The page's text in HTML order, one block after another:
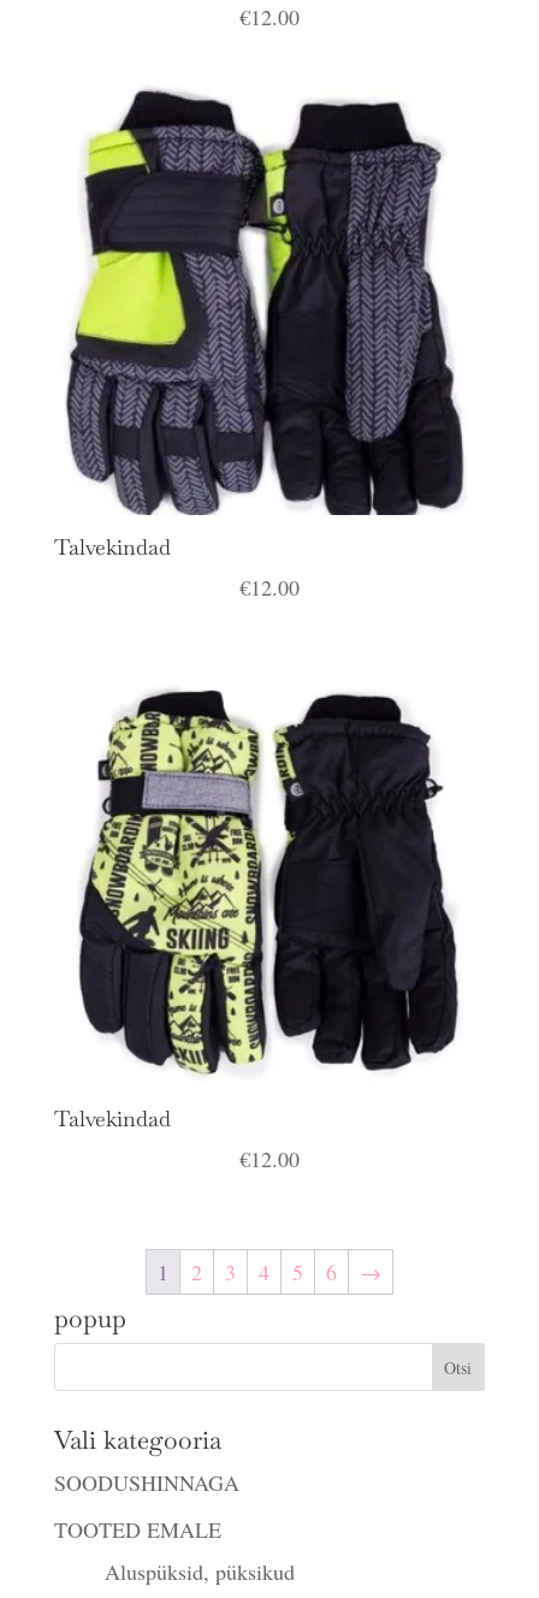
€12.00
Talvekindad
€12.00
Talvekindad
€12.00
1 2 3 4 5 6 →
popup
Vali kategooria
SOODUSHINNAGA
TOOTED EMALE
Aluspüksid, püksikud